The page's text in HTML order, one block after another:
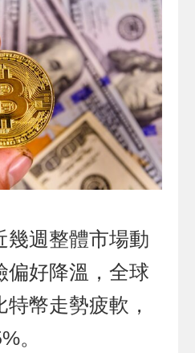
幾週整體市場動
偏好降溫，全球
幣走勢疲軟，
。